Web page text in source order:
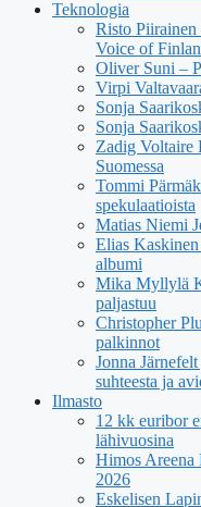
Teknologia
Risto Piirainen
Voice of
Oliver Suni –
Virpi
Sonja
Sonja
Zadig Voltaire
Suomessa
Tommi
spekulaatioista
Matias Niemi
Elias
albumi
Mika Myllylä
paljastuu
Christopher
palkinnot
Jonna
suhteesta ja
Ilmasto
12 kk euribor
lähivuosina
Himos Areena
2026
Eskelisen